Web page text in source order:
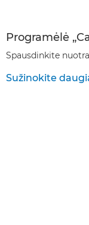
Programėlė
Spausdinkite
Sužinokite